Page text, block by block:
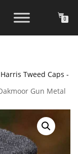
0
Harris Tweed Caps -
Gun Metal